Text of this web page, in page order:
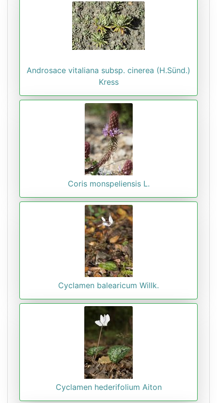
Androsace vitaliana subsp. cinerea (H.Sünd.)
Kress
Coris monspeliensis L.
Cyclamen balearicum Willk.
Cyclamen hederifolium Aiton